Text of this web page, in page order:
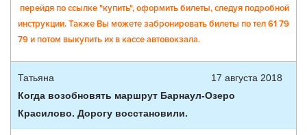
перейдя по ссылке "купить", оформить билеты, следуя подробной
инструкции. Также Вы можете забронировать билеты по тел 61 79
79 и потом выкупить их в кассе автовокзала.
Татьяна
17 августа 2018
Когда возобновять маршрут Барнаул-Озеро
Красилово. Дорогу восстановили.